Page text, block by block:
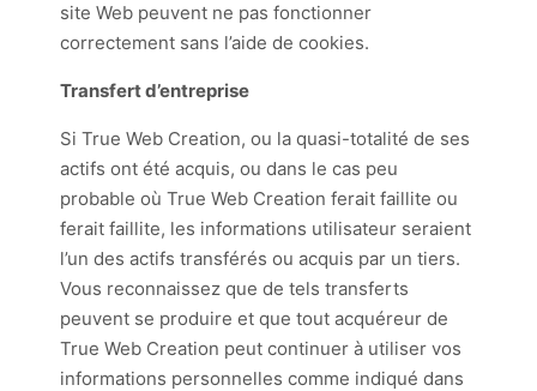
site Web peuvent ne pas fonctionner
correctement sans l’aide de cookies.
Transfert d’entreprise
Si True Web Creation, ou la quasi-totalité de ses
actifs ont été acquis, ou dans le cas peu
probable où True Web Creation ferait faillite ou
ferait faillite, les informations utilisateur seraient
l’un des actifs transférés ou acquis par un tiers.
Vous reconnaissez que de tels transferts
peuvent se produire et que tout acquéreur de
True Web Creation peut continuer à utiliser vos
informations personnelles comme indiqué dans